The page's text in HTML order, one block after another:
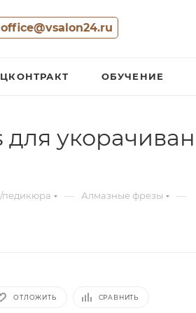
office@vsalon24.ru
ОБУЧЕНИЕ
— Алмазные фрезы —
ОТЛОЖИТЬ СРАВНИТЬ